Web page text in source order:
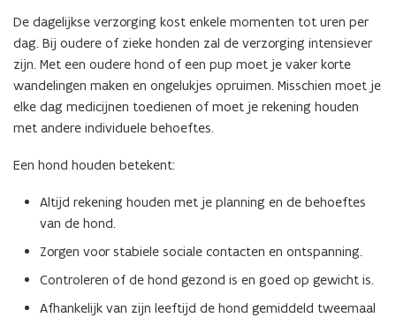
De dagelijkse verzorging kost enkele momenten tot uren per
dag. Bij oudere of zieke honden zal de verzorging intensiever
zijn. Met een oudere hond of een pup moet je vaker korte
wandelingen maken en ongelukjes opruimen. Misschien moet je
elke dag medicijnen toedienen of moet je rekening houden
met andere individuele behoeftes.
Een hond houden betekent:
Altijd rekening houden met je planning en de behoeftes
van de hond.
Zorgen voor stabiele sociale contacten en ontspanning.
Controleren of de hond gezond is en goed op gewicht is.
Afhankelijk van zijn leeftijd de hond gemiddeld tweemaal